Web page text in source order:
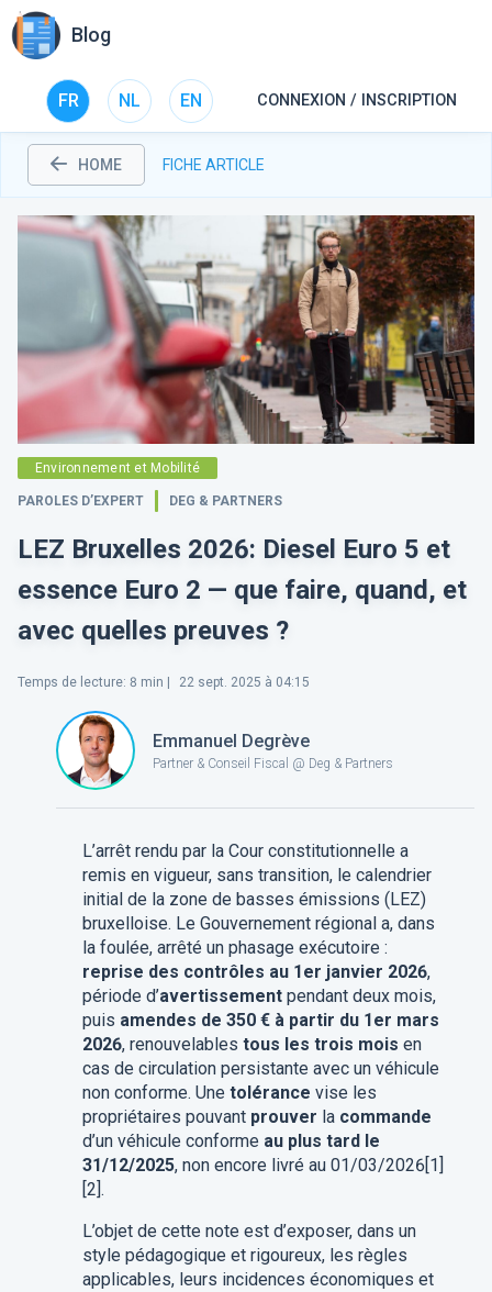
Blog
FR NL EN CONNEXION / INSCRIPTION
HOME FICHE ARTICLE
Environnement et Mobilité
PAROLES D’EXPERT DEG & PARTNERS
LEZ Bruxelles 2026: Diesel Euro 5 et
essence Euro 2 — que faire, quand, et
avec quelles preuves ?
Temps de lecture: 8 min | 22 sept. 2025 à 04:15
Emmanuel Degrève
Partner & Conseil Fiscal @ Deg & Partners
L’arrêt rendu par la Cour constitutionnelle a
remis en vigueur, sans transition, le calendrier
initial de la zone de basses émissions (LEZ)
bruxelloise. Le Gouvernement régional a, dans
la foulée, arrêté un phasage exécutoire :
reprise des contrôles au 1er janvier 2026,
période d’avertissementpendant deux mois,
puis amendes de 350 € à partir du 1er mars
2026, renouvelables tous les trois mois en
cas de circulation persistante avec un véhicule
non conforme. Une tolérance vise les
propriétaires pouvant prouver la commande
d’un véhicule conforme au plus tard le
31/12/2025, non encore livré au 01/03/2026[1]
[2].
L’objet de cette note est d’exposer, dans un
style pédagogique et rigoureux, les règles
applicables, leurs incidences économiques et